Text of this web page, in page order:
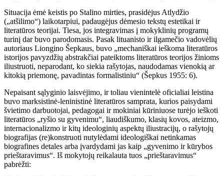
Situacija ėmė keistis po Stalino mirties, prasidėjus Atlydžio
(„atšilimo“) laikotarpiui, padaugėjus dėmesio tekstų estetikai ir
literatūros teorijai. Tiesa, jos integravimas į mokyklinių programų
turinį dar buvo parodomasis. Pasak lituanisto ir ilgamečio vadovėlių
autoriaus Liongino Šepkaus, buvo „mechaniškai ieškoma literatūros
istorijos pavyzdžių abstrakčiai pateiktoms literatūros teorijos žinioms
iliustruoti, neparodant, ko siekia rašytojas, naudodamas vienokią ar
kitokią priemonę, pavadintas formalistiniu“ (Šepkus 1955: 6).
Nepaisant sąlyginio laisvėjimo, ir toliau vienintelė oficialiai leistina
buvo marksistinė-leninistinė literatūros samprata, kurios paisydami
švietimo darbuotojai, pedagogai ir mokiniai kūriniuose turėjo ieškoti
literatūros „ryšio su gyvenimu“, liaudiškumo, klasių kovos, ateizmo,
internacionalizmo ir kitų ideologinių aspektų iliustracijų, o rašytojų
biografijas (re)konstruoti nutylėdami ideologiškai netinkamas
biografines detales arba įvardydami jas kaip „gyvenimo ir kūrybos
prieštaravimus“. Iš mokytojų reikalauta tuos „prieštaravimus“
pabrėžti: